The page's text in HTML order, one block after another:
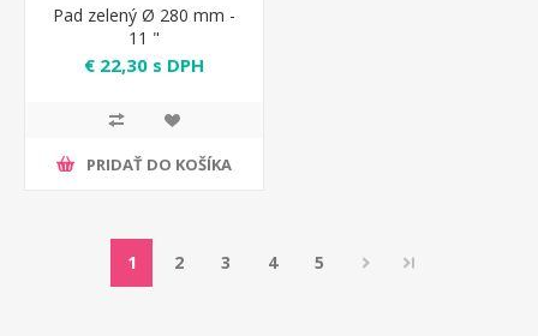
Pad zelený Ø 280 mm -
11 "
€ 22,30 s DPH
PRIDAŤ DO KOŠÍKA
1 2 3 4 5